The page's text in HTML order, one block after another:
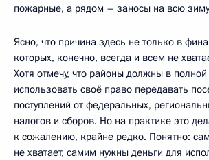
пожарные, а рядом – заносы на всю
Ясно, что причина здесь не только в
которых, конечно, всегда и всем не
Хотя отмечу, что районы должны в
использовать своё право передавать
поступлений от федеральных,
налогов и сборов. Но на практике это
к сожалению, крайне редко. Понятно:
не хватает, самим нужны деньги для